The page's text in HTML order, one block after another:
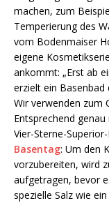
machen, zum
Temperierung des
vom Bodenmaiser
eigene
ankommt: „Erst ab
erzielt ein Basenbad
Wir verwenden zum
Entsprechend
Vier-Sterne-
Basentag: Um den
vorzubereiten, wird
aufgetragen, bevor
spezielle Salz wie